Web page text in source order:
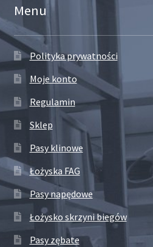
Menu
Polityka prywatności
Moje konto
Regulamin
Sklep
Pasy klinowe
Łożyska FAG
Pasy napędowe
Łożysko skrzyni biegów
Pasy zębate